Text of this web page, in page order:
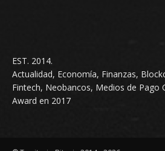
EST. 2014.
Actualidad, Economía, Finanzas,
Fintech, Neobancos, Medios de Pago
Award en 2017